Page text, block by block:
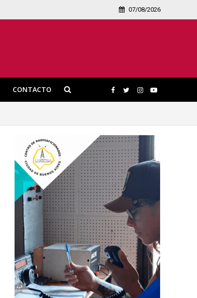
07/08/2026
CONTACTO